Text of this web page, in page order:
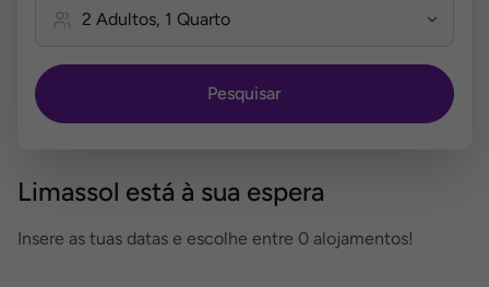
Pesquisar
Limassol está à sua espera
Insere as tuas datas e escolhe entre 0 alojamentos!